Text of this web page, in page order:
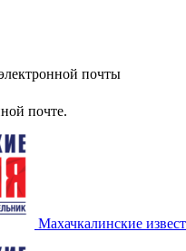
почты
почте.
Махачкалинские